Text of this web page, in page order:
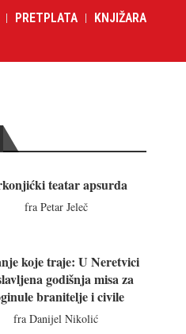
PRETPLATA KNJIŽARA
teatar apsurda
fra Petar Jeleč
koje traje: U Neretvici
godišnja misa za
branitelje i civile
fra Danijel Nikolić